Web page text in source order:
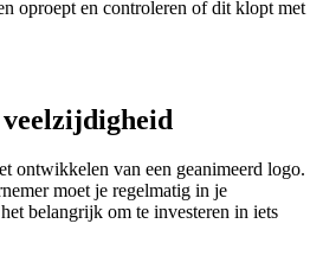
oproept en controleren of dit klopt met
ontwikkelen van een geanimeerd logo.
moet je regelmatig in je
belangrijk om te investeren in iets